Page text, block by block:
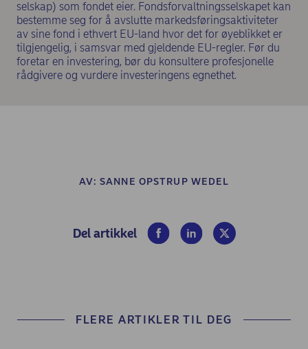
selskap) som fondet eier. Fondsforvaltningsselskapet kan
bestemme seg for å avslutte markedsføringsaktiviteter
av sine fond i ethvert EU-land hvor det for øyeblikket er
tilgjengelig, i samsvar med gjeldende EU-regler. Før du
foretar en investering, bør du konsultere profesjonelle
rådgivere og vurdere investeringens egnethet.
AV:SANNE OPSTRUP WEDEL
Del artikkel (opens in new window)
(opens in new window)
(opens in new
FLERE ARTIKLER TIL DEG